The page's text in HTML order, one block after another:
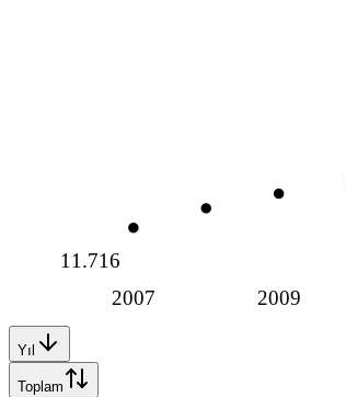
2007 2009
11.716
Yıl
Toplam